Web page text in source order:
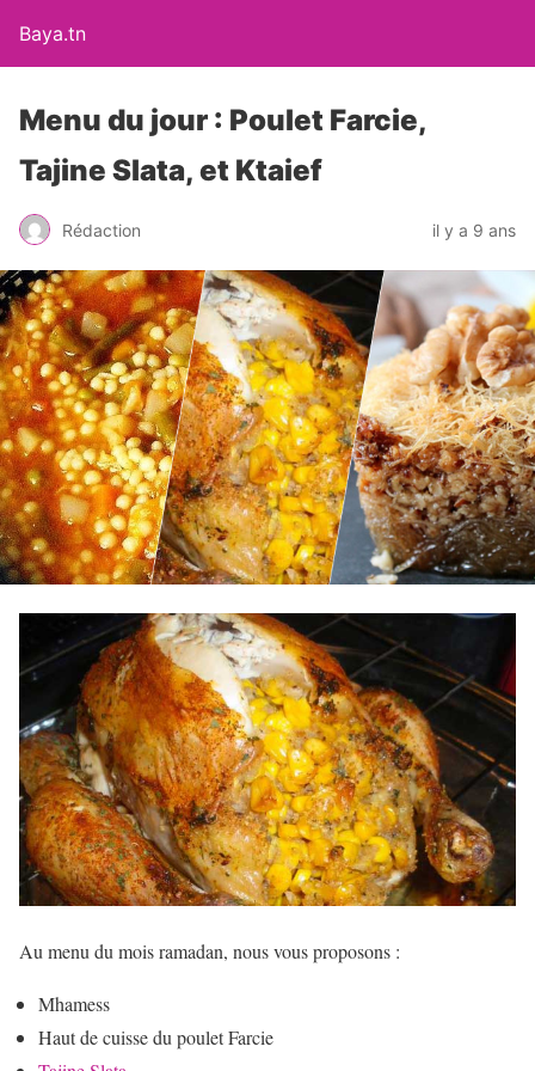
Baya.tn
Menu du jour : Poulet Farcie,
Tajine Slata, et Ktaief
Rédaction il y a 9 ans
Au menu du mois ramadan, nous vous proposons :
Mhamess
Haut de cuisse du poulet Farcie